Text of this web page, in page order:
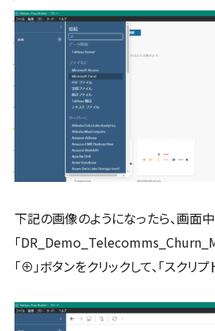
下記の画像のようになったら、画面
「
「⊕」ボタンをクリックして、「スクリプ